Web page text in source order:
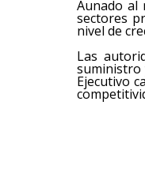
Aunado al
sectores
nivel de
Las
suministro
Ejecutivo